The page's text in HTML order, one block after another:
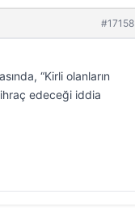
#17158
“Kirli olanların
ihraç edeceği iddia